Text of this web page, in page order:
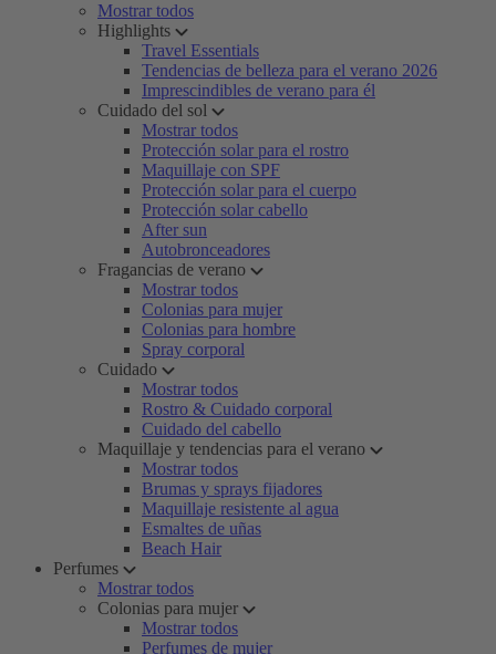
Mostrar todos
Highlights
Travel Essentials
Tendencias de belleza para el verano 2026
Imprescindibles de verano para él
Cuidado del sol
Mostrar todos
Protección solar para el rostro
Maquillaje con SPF
Protección solar para el cuerpo
Protección solar cabello
After sun
Autobronceadores
Fragancias de verano
Mostrar todos
Colonias para mujer
Colonias para hombre
Spray corporal
Cuidado
Mostrar todos
Rostro & Cuidado corporal
Cuidado del cabello
Maquillaje y tendencias para el verano
Mostrar todos
Brumas y sprays fijadores
Maquillaje resistente al agua
Esmaltes de uñas
Beach Hair
Perfumes
Mostrar todos
Colonias para mujer
Mostrar todos
Perfumes de mujer